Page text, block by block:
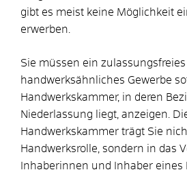
gibt es meist keine Möglichkeit
erwerben.
Sie müssen ein
handwerksähnliches Gewerbe
Handwerkskammer, in deren
Niederlassung liegt, anzeigen.
Handwerkskammer trägt Sie
Handwerksrolle, sondern in das
Inhaberinnen und Inhaber eines